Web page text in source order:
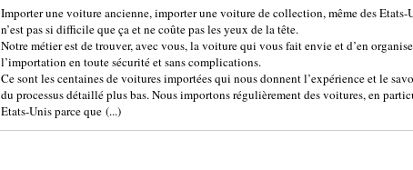
Importer une voiture ancienne, importer une voiture de collection, même des Etats-
n’est pas si difficile que ça et ne coûte pas les yeux de la tête.
Notre métier est de trouver, avec vous, la voiture qui vous fait envie et d’en
l’importation en toute sécurité et sans complications.
Ce sont les centaines de voitures importées qui nous donnent l’expérience et le
du processus détaillé plus bas. Nous importons régulièrement des voitures, en
Etats-Unis parce que (...)